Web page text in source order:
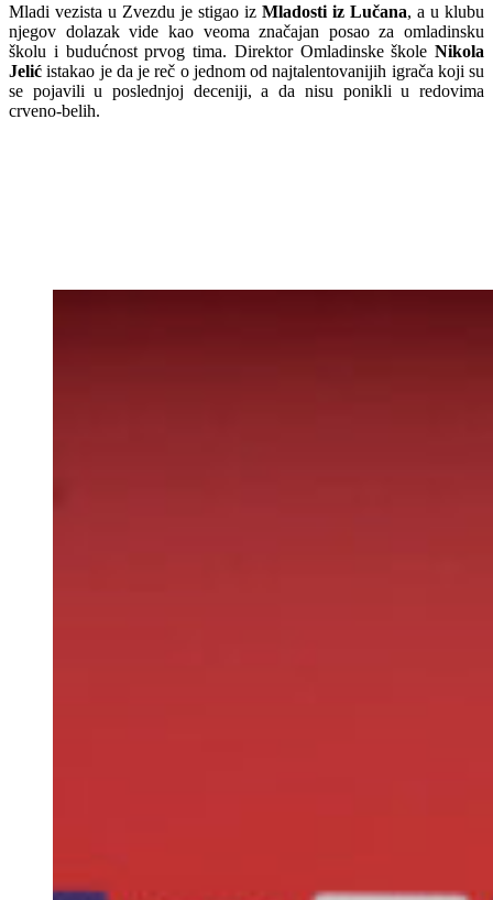
Mladi vezista u Zvezdu je stigao iz Mladosti iz Lučana, a u klubu
njegov dolazak vide kao veoma značajan posao za omladinsku
školu i budućnost prvog tima. Direktor Omladinske škole Nikola
Jelić istakao je da je reč o jednom od najtalentovanijih igrača koji su
se pojavili u poslednjoj deceniji, a da nisu ponikli u redovima
crveno-belih.